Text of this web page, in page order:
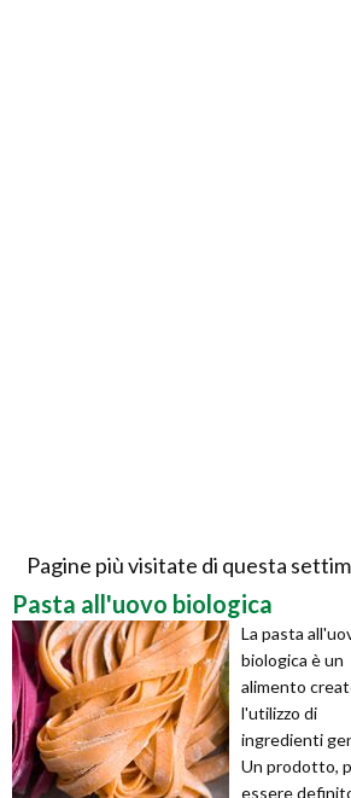
Pagine più visitate di questa
Pasta all'uovo biologica
La pasta
biologica è un
alimento
l'utilizzo di
ingredienti
Un prodotto,
essere